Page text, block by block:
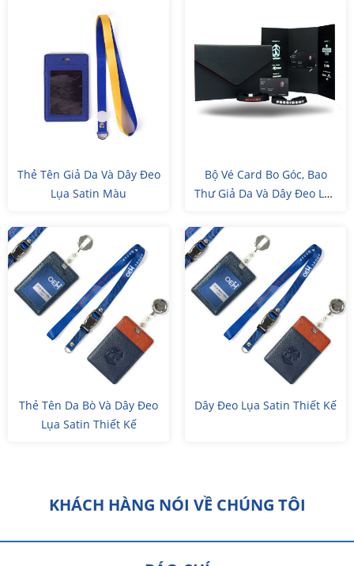
Thẻ Tên Giả Da Và Dây Đeo
Lụa Satin Màu
Bộ Vé Card Bo Góc, Bao
Thư Giả Da Và Dây Đeo Lụa
Thẻ Tên Da Bò Và Dây Đeo
Lụa Satin Thiết Kế
Dây Đeo Lụa Satin Thiết Kế
KHÁCH HÀNG NÓI VỀ CHÚNG TÔI